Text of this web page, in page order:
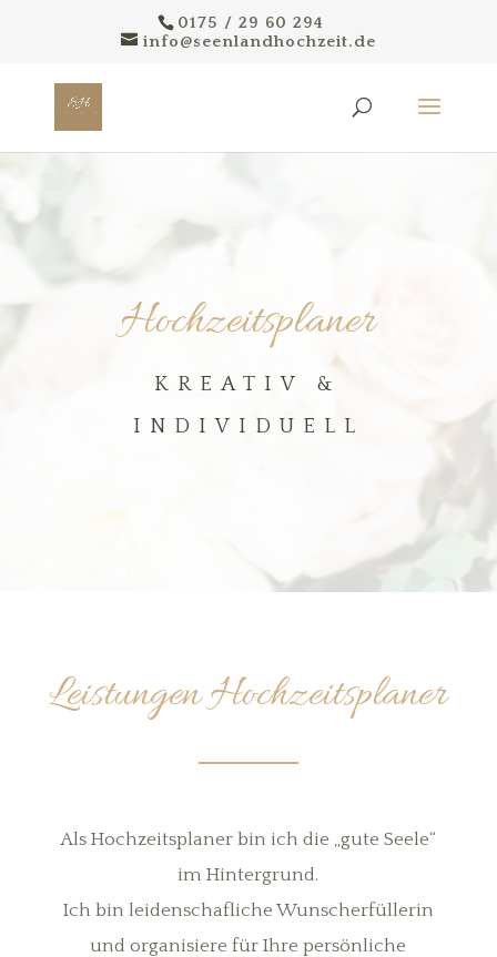
0175 / 29 60 294
info@seenlandhochzeit.de
Hochzeitsplaner
KREATIV &
INDIVIDUELL
Leistungen Hochzeitsplaner
Als Hochzeitsplaner bin ich die „gute Seele“
im Hintergrund.
Ich bin leidenschafliche Wunscherfüllerin
und organisiere für Ihre persönliche